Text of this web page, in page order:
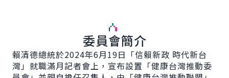
委員會簡介
賴清德總統於2024年6月19日「信賴新政 時代新台
灣」就職滿月記者會上，宣布設置「健康台灣推動委